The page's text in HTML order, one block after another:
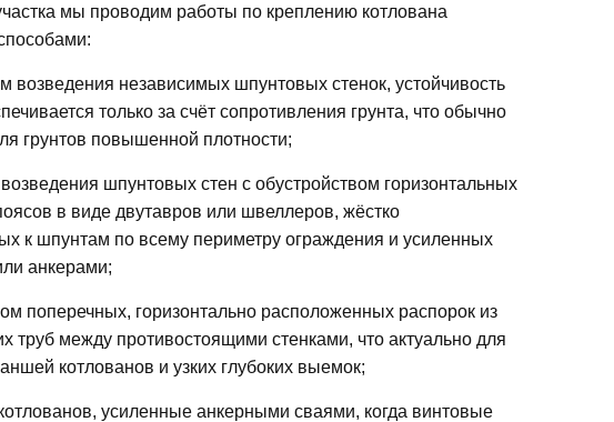
мы проводим работы по креплению котлована
возведения независимых шпунтовых стенок, устойчивость
только за счёт сопротивления грунта, что обычно
грунтов повышенной плотности;
шпунтовых стен с обустройством горизонтальных
в виде двутавров или швеллеров, жёстко
к шпунтам по всему периметру ограждения и усиленных
анкерами;
поперечных, горизонтально расположенных распорок из
труб между противостоящими стенками, что актуально для
котлованов и узких глубоких выемок;
усиленные анкерными сваями, когда винтовые